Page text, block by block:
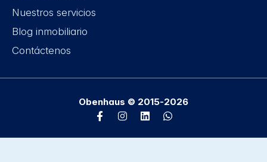
Nuestros servicios
Blog inmobiliario
Contáctenos
Obenhaus © 2015-2026